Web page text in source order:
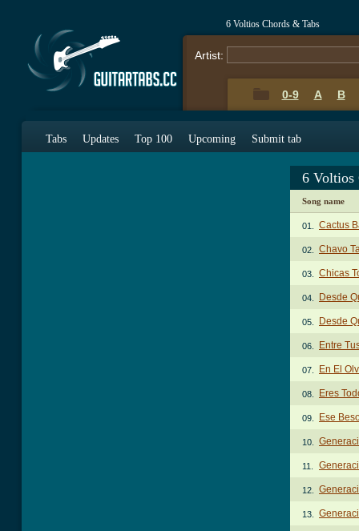
6 Voltios Chords & Tabs
Artist:
0-9 A B
Tabs Updates Top 100 Upcoming Submit tab
6 Voltios
Song name
01. Cactus
02. Chavo
03. Chicas
04. Desde
05. Desde
06. Entre
07. En El
08. Eres
09. Ese
10.
11.
12.
13.